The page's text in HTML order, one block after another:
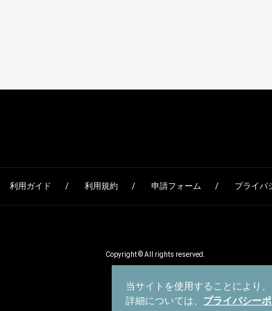
当サイトを使用することにより
詳細については、 プライバシー
利用ガイド 利用規約 申請フォーム プライバ
Copyright © All rights reserved.